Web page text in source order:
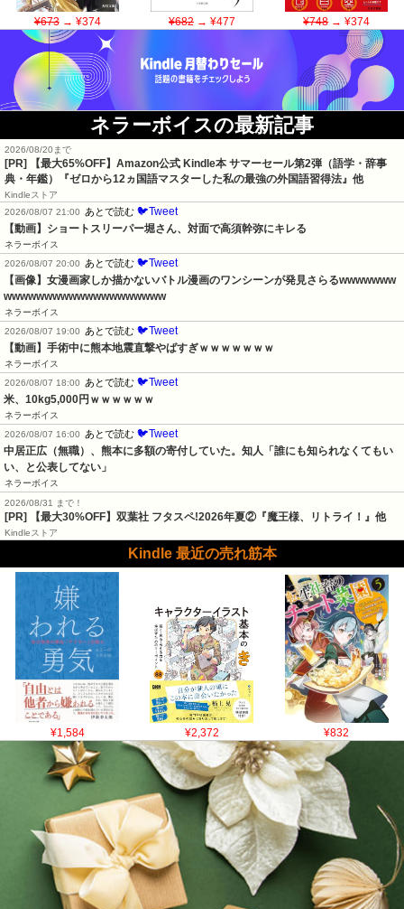
¥673→ ¥374 ¥682→ ¥477 ¥748→ ¥374
ネラーボイスの最新記事
2026/08/20まで
[PR]
【最大65%OFF】Amazon公式 Kindle本 サマーセール第2弾（語学・辞事
典・年鑑）『ゼロから12ヵ国語マスターした私の最強の外国語習得法』他
Kindleストア
2026/08/07 21:00 あとで読む 🐦Tweet
【動画】ショートスリーパー堀さん、対面で高須幹弥にキレる
ネラーボイス
2026/08/07 20:00 あとで読む 🐦Tweet
【画像】女漫画家しか描かないバトル漫画のワンシーンが発見さらるwwwwwww
wwwwwwwwwwwwwwwwwwww
ネラーボイス
2026/08/07 19:00 あとで読む 🐦Tweet
【動画】手術中に熊本地震直撃やばすぎｗｗｗｗｗｗｗ
ネラーボイス
2026/08/07 18:00 あとで読む 🐦Tweet
米、10kg5,000円ｗｗｗｗｗｗ
ネラーボイス
2026/08/07 16:00 あとで読む 🐦Tweet
中居正広（無職）、熊本に多額の寄付していた。知人「誰にも知られなくてもい
い、と公表してない」
ネラーボイス
2026/08/31 まで！
[PR] 【最大30%OFF】双葉社 フタスペ!2026年夏②『魔王様、リトライ！』他
Kindleストア
Kindle 最近の売れ筋本
¥1,584 ¥2,372 ¥832